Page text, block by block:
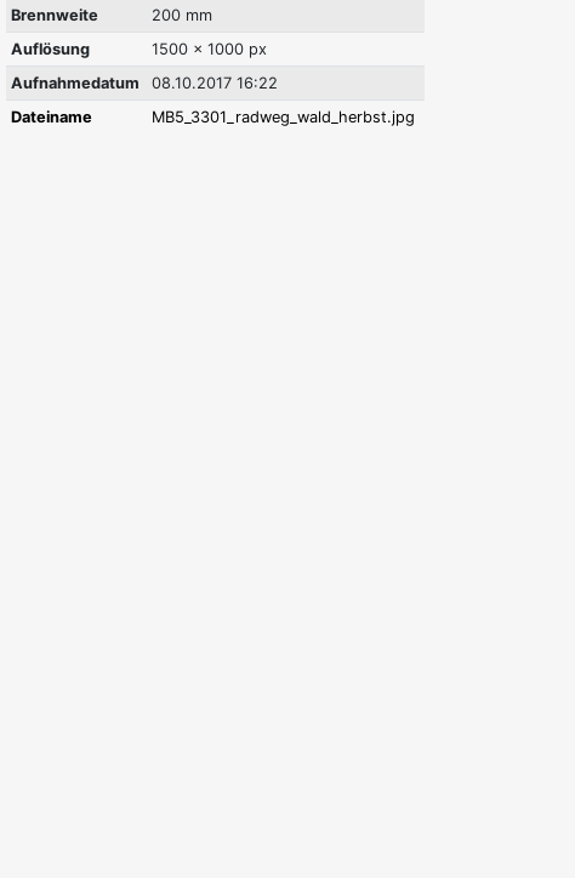
Brennweite
200 mm
Auflösung
1500 x 1000 px
Aufnahmedatum
08.10.2017 16:22
Dateiname
MB5_3301_radweg_wald_herbst.jpg